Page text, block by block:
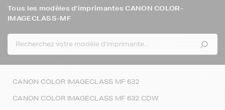
Tous les modèles d'imprimantes CANON COLOR-
IMAGECLASS-MF
CANON COLOR IMAGECLASS MF 632
CANON COLOR IMAGECLASS MF 632 CDW